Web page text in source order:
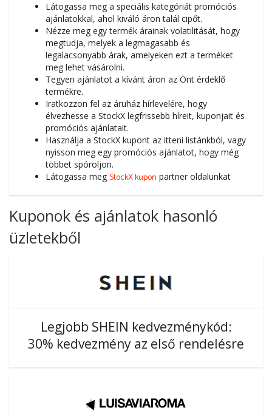
Látogassa meg a speciális kategóriát promóciós
ajánlatokkal, ahol kiváló áron talál cipőt.
Nézze meg egy termék árainak volatilitását, hogy
megtudja, melyek a legmagasabb és
legalacsonyabb árak, amelyeken ezt a terméket
meg lehet vásárolni.
Tegyen ajánlatot a kívánt áron az Önt érdeklő
termékre.
Iratkozzon fel az áruház hírlevelére, hogy
élvezhesse a StockX legfrissebb híreit, kuponjait és
promóciós ajánlatait.
Használja a StockX kupont az itteni listánkból, vagy
nyisson meg egy promóciós ajánlatot, hogy még
többet spóroljon.
Látogassa meg StockX kupon partner oldalunkat
Kuponok és ajánlatok hasonló
üzletekből
Legjobb SHEIN kedvezménykód:
30% kedvezmény az első rendelésre